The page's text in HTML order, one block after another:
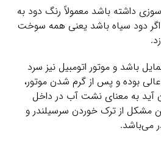
داشته باشد معمولاً رنگ دود به
دود سیاه باشد یعنی همه سوخت
باشد و موتور اتومبیل نیز سرد
بوده و پس از گرم شدن موتور،
آید به معنای نشت آب در داخل
مشکل از ترک خوردن سرسیلندر و
می‌باشد.